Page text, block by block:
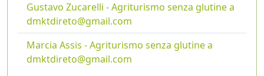
Gustavo Zucarelli - Agriturismo senza glutine a
dmktdireto@gmail.com
Marcia Assis - Agriturismo senza glutine a
dmktdireto@gmail.com